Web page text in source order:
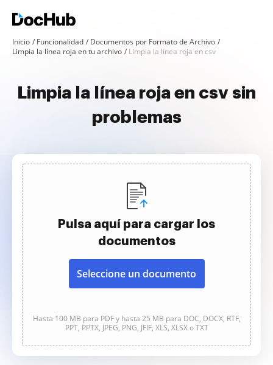
Inicio Funcionalidad
Documentos por Formato de Archivo
Limpia la línea roja en tu archivo
Limpia la línea roja en csv
Limpia la línea roja en csv sin
problemas
Pulsa aquí para cargar los
documentos
Seleccione un documento
Hasta 100 MB para PDF y hasta 25 MB para DOC, DOCX, RTF,
PPT, PPTX, JPEG, PNG, JFIF, XLS, XLSX o TXT